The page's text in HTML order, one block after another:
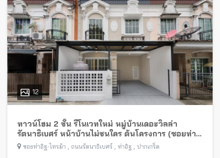
12
ทาวน์โฮม 2 ชั้น รีโนเวทใหม่ หมู่บ้านเดอะวิลล่า
รัตนาธิเบศร์ หน้าบ้านไม่ชนใคร ต้นโครงการ (ซอยท่า
อิฐ-ไทรม้า) พร้อมอยู่ ใกล้รถไฟฟ้าสายสีม่วง
ซอยท่าอิฐ-ไทรม้า , ถนนรัตนาธิเบศร์ , ท่าอิฐ , ปากเกร็ด